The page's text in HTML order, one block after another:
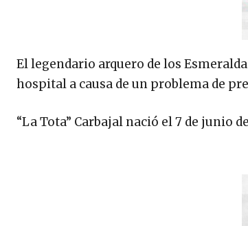
El legendario arquero de los
hospital a causa de un problema de
“La Tota” Carbajal nació el 7 de junio